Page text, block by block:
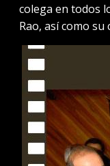
colega en todos
Rao, así como su